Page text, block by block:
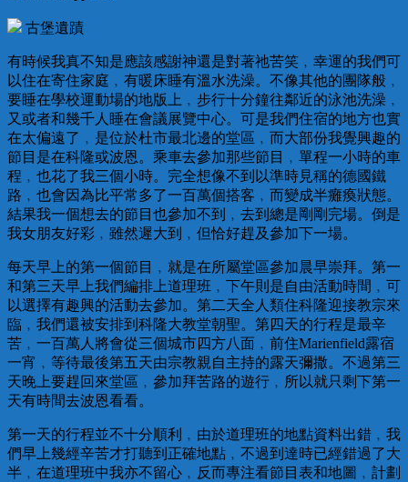
古堡遺蹟
有時候我真不知是應該感謝神還是對著祂苦笑﹐幸運的我們可
以住在寄住家庭﹐有暖床睡有溫水洗澡。不像其他的團隊般﹐
要睡在學校運動場的地版上﹐步行十分鐘往鄰近的泳池洗澡﹐
又或者和幾千人睡在會議展覽中心。可是我們住宿的地方也實
在太偏遠了﹐是位於杜市最北邊的堂區﹐而大部份我覺興趣的
節目是在科隆或波恩。乘車去參加那些節目﹐單程一小時的車
程﹐也花了我三個小時。完全想像不到以準時見稱的德國鐵
路﹐也會因為比平常多了一百萬個搭客﹐而變成半癱瘓狀態。
結果我一個想去的節目也參加不到﹐去到總是剛剛完場。倒是
我女朋友好彩﹐雖然遲大到﹐但恰好趕及參加下一場。
每天早上的第一個節目﹐就是在所屬堂區參加晨早崇拜。第一
和第三天早上我們編排上道理班﹐下午則是自由活動時間﹐可
以選擇有趣興的活動去參加。第二天全人類住科隆迎接教宗來
臨﹐我們還被安排到科隆大教堂朝聖。第四天的行程是最辛
苦﹐一百萬人將會從三個城市四方八面﹐前住Marienfield露宿
一宵﹐等待最後第五天由宗教親自主持的露天彌撒。不過第三
天晚上要趕回來堂區﹐參加拜苦路的遊行﹐所以就只剩下第一
天有時間去波恩看看。
第一天的行程並不十分順利﹐由於道理班的地點資料出錯﹐我
們早上幾經辛苦才打聽到正確地點﹐不過到達時已經錯過了大
半﹐在道理班中我亦不留心﹐反而專注看節目表和地圖﹐計劃